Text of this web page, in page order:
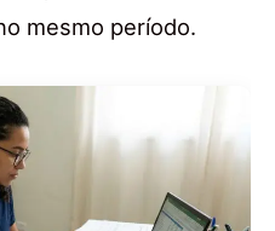
mesmo período.